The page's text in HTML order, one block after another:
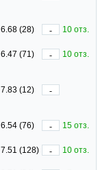
6.68 (28) -
10 отз.
6.47 (71) -
10 отз.
7.83 (12)
-
6.54 (76) -
15 отз.
7.51 (128) -
10 отз.